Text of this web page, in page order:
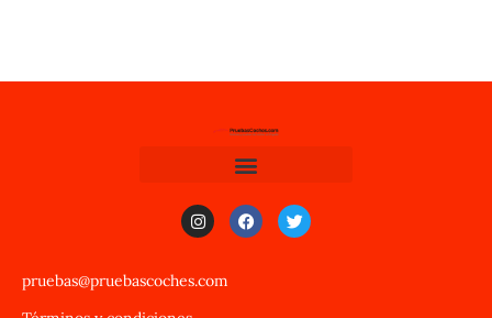
pruebas@pruebascoches.com